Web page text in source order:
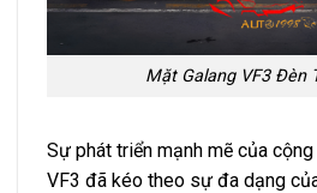
Mặt Galang VF3 Đèn
Sự phát triển mạnh mẽ của
VF3 đã kéo theo sự đa dạng